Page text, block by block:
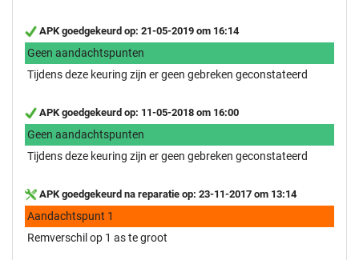
APK goedgekeurd op: 21-05-2019 om 16:14
Geen aandachtspunten
Tijdens deze keuring zijn er geen gebreken geconstateerd
APK goedgekeurd op: 11-05-2018 om 16:00
Geen aandachtspunten
Tijdens deze keuring zijn er geen gebreken geconstateerd
APK goedgekeurd na reparatie op: 23-11-2017 om 13:14
Aandachtspunt 1
Remverschil op 1 as te groot